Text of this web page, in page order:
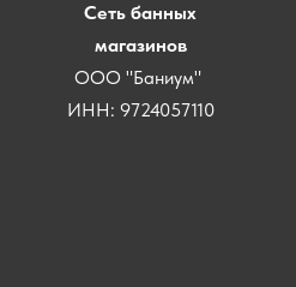
Сеть банных
магазинов
ООО "Баниум"
ИНН: 9724057110